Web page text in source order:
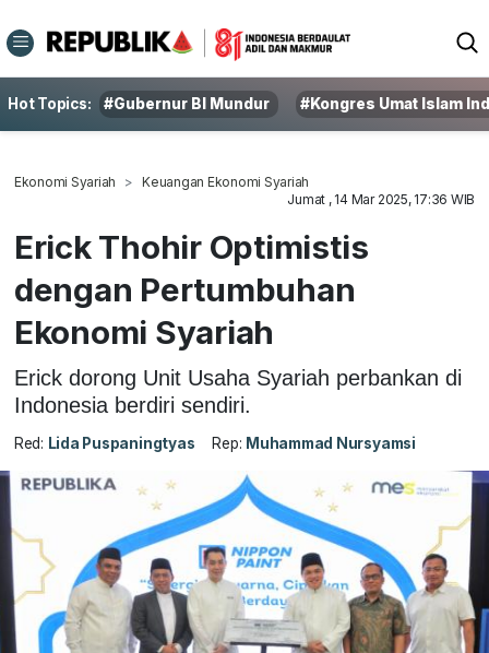
Hot Topics: #Gubernur BI Mundur #Kongres Umat Islam
Ekonomi Syariah
Keuangan Ekonomi Syariah
Jumat , 14 Mar 2025, 17:36 WIB
Erick Thohir Optimistis
dengan Pertumbuhan
Ekonomi Syariah
Erick dorong Unit Usaha Syariah perbankan di
Indonesia berdiri sendiri.
Red: Lida Puspaningtyas Rep: Muhammad Nursyamsi